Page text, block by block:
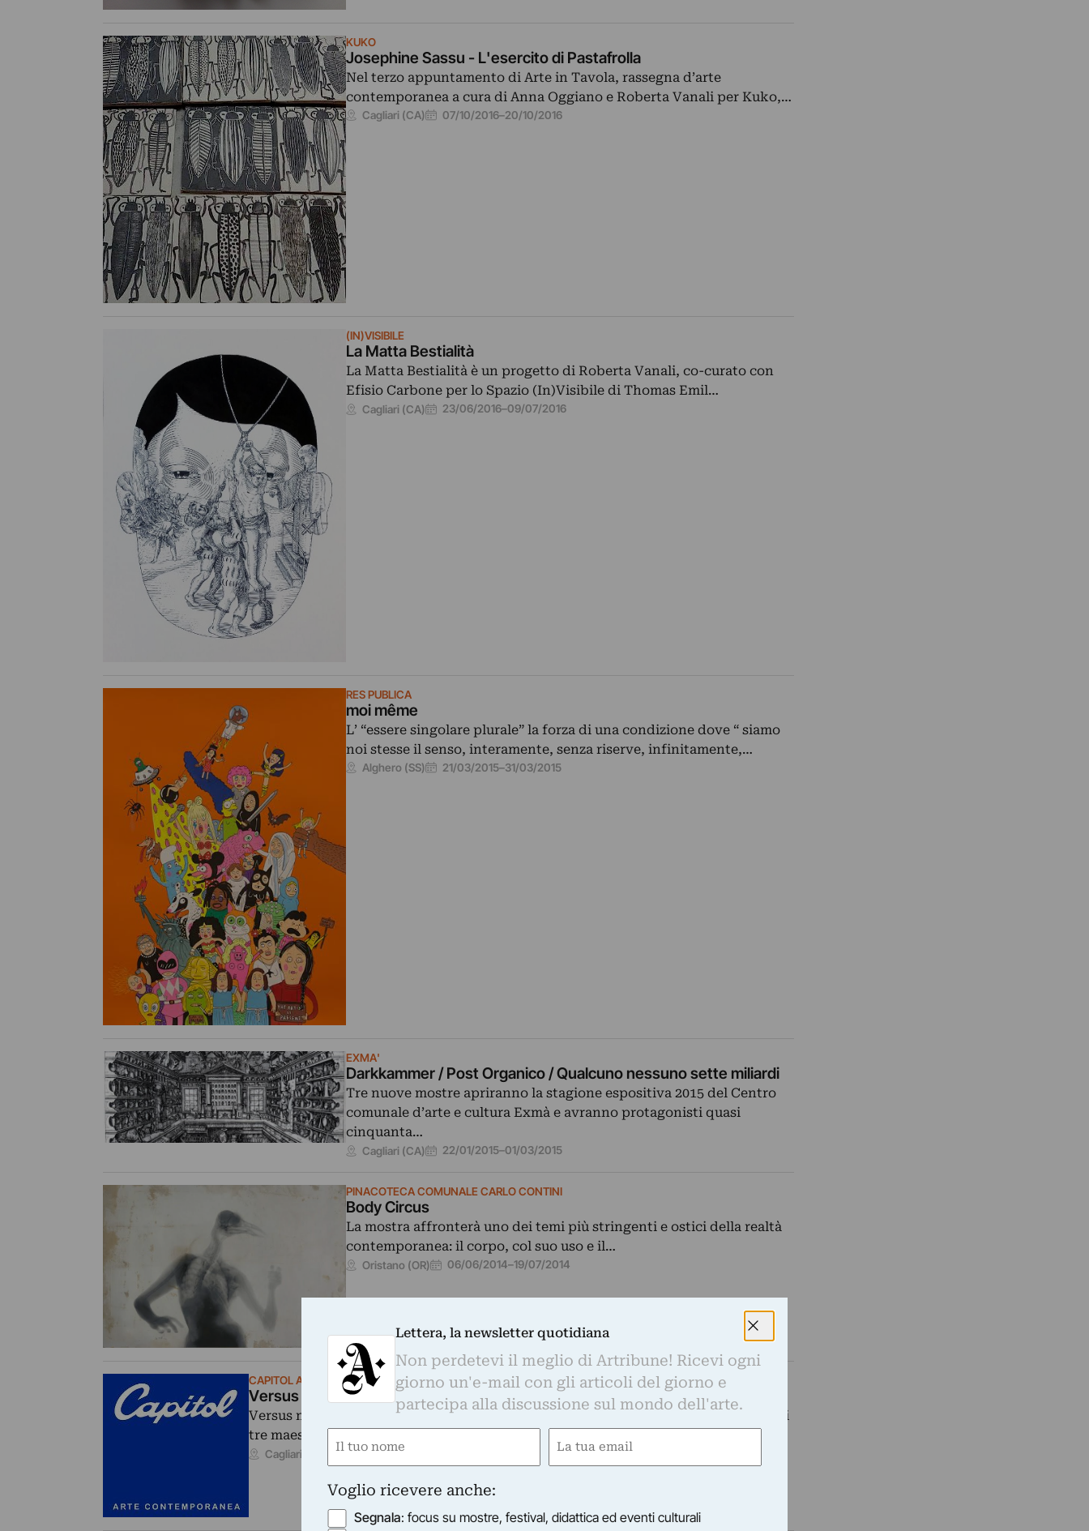
KUKO
Josephine Sassu - L'esercito di Pastafrolla
Nel terzo appuntamento di Arte in Tavola, rassegna d’arte
contemporanea a cura di Anna Oggiano e Roberta Vanali per Kuko,…
Cagliari (CA) 07/10/2016–20/10/2016
(IN)VISIBILE
La Matta Bestialità
La Matta Bestialità è un progetto di Roberta Vanali, co-curato con
Efisio Carbone per lo Spazio (In)Visibile di Thomas Emil…
Cagliari (CA) 23/06/2016–09/07/2016
RES PUBLICA
moi même
L’ “essere singolare plurale” la forza di una condizione dove “ siamo
noi stesse il senso, interamente, senza riserve, infinitamente,…
Alghero (SS) 21/03/2015–31/03/2015
EXMA'
Darkkammer / Post Organico / Qualcuno nessuno sette miliardi
Tre nuove mostre apriranno la stagione espositiva 2015 del Centro
comunale d’arte e cultura Exmà e avranno protagonisti quasi
cinquanta…
Cagliari (CA) 22/01/2015–01/03/2015
PINACOTECA COMUNALE CARLO CONTINI
Body Circus
La mostra affronterà uno dei temi più stringenti e ostici della realtà
contemporanea: il corpo, col suo uso e il…
Oristano (OR) 06/06/2014–19/07/2014
CAPITOL ARTE CONTEMPORANEA
Versus #1
Versus metterà a confronto, di volta in volta, tre artisti contemporanei e le opere di
tre maestri del XX secolo…
Cagliari (CA) 15/12/2012–15/01/2013
Lettera, la newsletter quotidiana
Non perdetevi il meglio di Artribune! Ricevi ogni
giorno un'e-mail con gli articoli del giorno e
partecipa alla discussione sul mondo dell'arte.
Nome
Email
Voglio ricevere anche:
Segnala: focus su mostre, festival, didattica ed eventi culturali